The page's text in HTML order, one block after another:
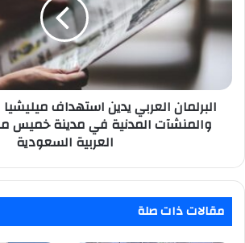
ميليشيا
الحوثي
المدنيين
والمنشآت
المدنية
مدينة
خميس
بالمملكة
السعودية
البرلمان العربي يدين استهداف
والمنشآت المدنية في مدينة خميس
العربية السعودية
مقالات ذات صلة